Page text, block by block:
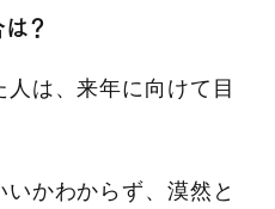
？
は、来年に向けて目
いかわからず、漠然と